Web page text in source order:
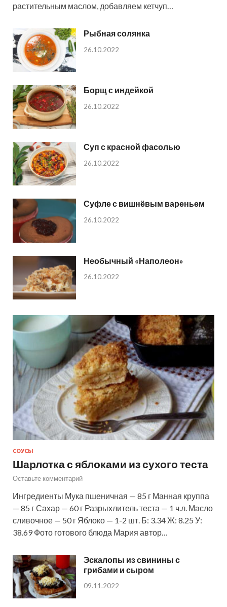
растительным маслом, добавляем кетчуп…
Рыбная солянка
26.10.2022
Борщ с индейкой
26.10.2022
Суп с красной фасолью
26.10.2022
Суфле с вишнёвым вареньем
26.10.2022
Необычный «Наполеон»
26.10.2022
СОУСЫ
Шарлотка с яблоками из сухого теста
Оставьте комментарий
Ингредиенты Мука пшеничная — 85 г Манная круппа
— 85 г Сахар — 60 г Разрыхлитель теста — 1 ч.л. Масло
сливочное — 50 г Яблоко — 1-2 шт. Б: 3.34 Ж: 8.25 У:
38.69 Фото готового блюда Мария автор…
Эскалопы из свинины с
грибами и сыром
09.11.2022